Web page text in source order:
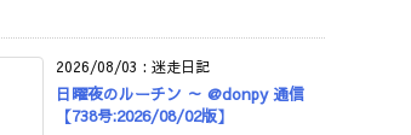
2026/08/03 : 迷走日記
日曜夜のルーチン ～ @donpy 通信
【738号:2026/08/02版】